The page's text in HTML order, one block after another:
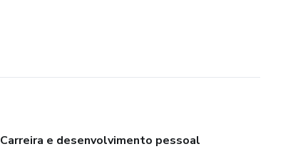
Carreira e desenvolvimento pessoal